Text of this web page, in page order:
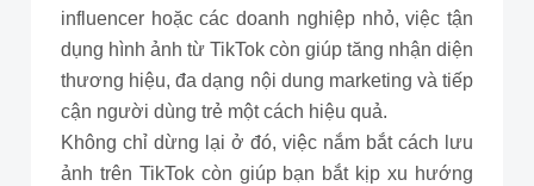
influencer hoặc các doanh nghiệp nhỏ, việc tận
dụng hình ảnh từ TikTok còn giúp tăng nhận diện
thương hiệu, đa dạng nội dung marketing và tiếp
cận người dùng trẻ một cách hiệu quả.
Không chỉ dừng lại ở đó, việc nắm bắt cách lưu
ảnh trên TikTok còn giúp bạn bắt kịp xu hướng